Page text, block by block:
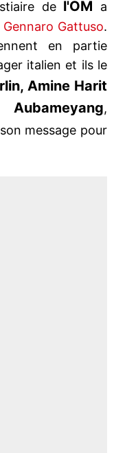
de l'OM a
Gennaro Gattuso.
en partie
italien et ils le
Amine Harit
Aubameyang,
message pour